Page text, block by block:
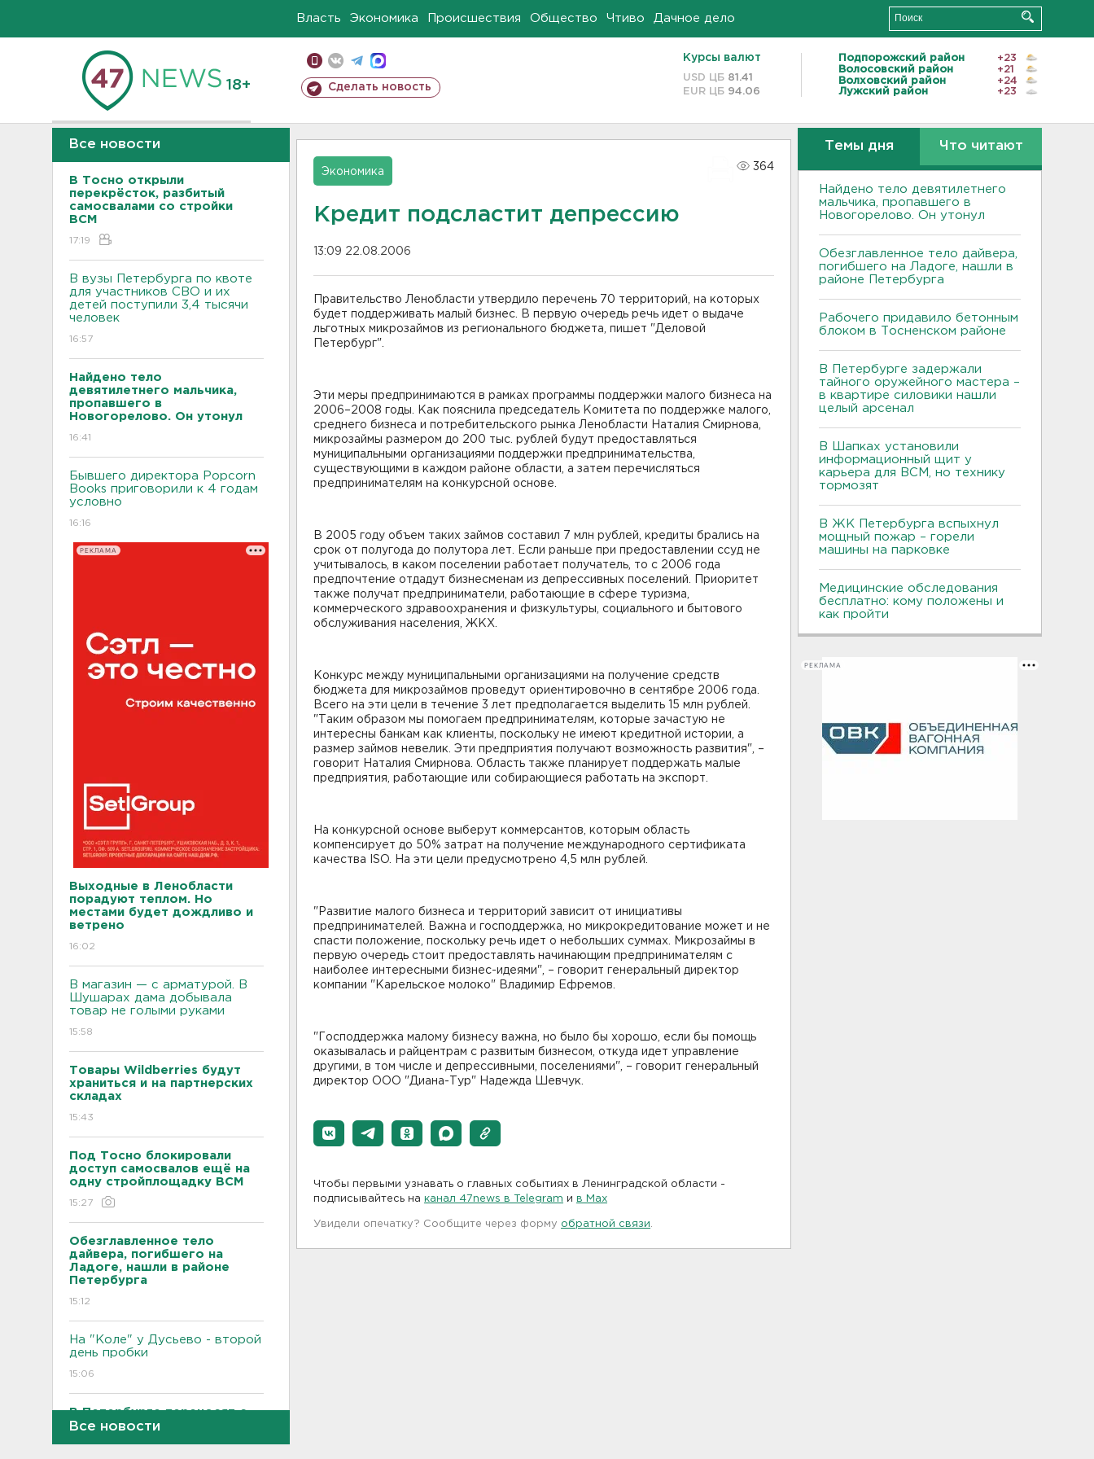
Власть Экономика Происшествия Общество Чтиво Дачное дело
18+ Сделать новость
Курсы валют
USD ЦБ 81.41
EUR ЦБ 94.06
Подпорожский район
+23
Волосовский район
+21
Волховский район
+24
Лужский район
+23
Все новости
В Тосно открыли
перекрёсток, разбитый
самосвалами со стройки
ВСМ
17:19
В вузы Петербурга по квоте
для участников СВО и их
детей поступили 3,4 тысячи
человек
16:57
Найдено тело
девятилетнего мальчика,
пропавшего в
Новогорелово. Он утонул
16:41
Бывшего директора Popcorn
Books приговорили к 4 годам
условно
16:16
РЕКЛАМА
Выходные в Ленобласти
порадуют теплом. Но
местами будет дождливо и
ветрено
16:02
В магазин — с арматурой. В
Шушарах дама добывала
товар не голыми руками
15:58
Товары Wildberries будут
храниться и на партнерских
складах
15:43
Под Тосно блокировали
доступ самосвалов ещё на
одну стройплощадку ВСМ
15:27
Обезглавленное тело
дайвера, погибшего на
Ладоге, нашли в районе
Петербурга
15:12
На "Коле" у Дусьево - второй
день пробки
15:06
В Петербурге переносят с
Московского вокзала еще
Все новости
Экономика
364
Кредит подсластит депрессию
13:09 22.08.2006
Правительство Ленобласти утвердило перечень 70 территорий, на которых
будет поддерживать малый бизнес. В первую очередь речь идет о выдаче
льготных микрозаймов из регионального бюджета, пишет "Деловой
Петербург".
Эти меры предпринимаются в рамках программы поддержки малого бизнеса на
2006–2008 годы. Как пояснила председатель Комитета по поддержке малого,
среднего бизнеса и потребительского рынка Ленобласти Наталия Смирнова,
микрозаймы размером до 200 тыс. рублей будут предоставляться
муниципальными организациями поддержки предпринимательства,
существующими в каждом районе области, а затем перечисляться
предпринимателям на конкурсной основе.
В 2005 году объем таких займов составил 7 млн рублей, кредиты брались на
срок от полугода до полутора лет. Если раньше при предоставлении ссуд не
учитывалось, в каком поселении работает получатель, то с 2006 года
предпочтение отдадут бизнесменам из депрессивных поселений. Приоритет
также получат предприниматели, работающие в сфере туризма,
коммерческого здравоохранения и физкультуры, социального и бытового
обслуживания населения, ЖКХ.
Конкурс между муниципальными организациями на получение средств
бюджета для микрозаймов проведут ориентировочно в сентябре 2006 года.
Всего на эти цели в течение 3 лет предполагается выделить 15 млн рублей.
"Таким образом мы помогаем предпринимателям, которые зачастую не
интересны банкам как клиенты, поскольку не имеют кредитной истории, а
размер займов невелик. Эти предприятия получают возможность развития", –
говорит Наталия Смирнова. Область также планирует поддержать малые
предприятия, работающие или собирающиеся работать на экспорт.
На конкурсной основе выберут коммерсантов, которым область
компенсирует до 50% затрат на получение международного сертификата
качества ISO. На эти цели предусмотрено 4,5 млн рублей.
"Развитие малого бизнеса и территорий зависит от инициативы
предпринимателей. Важна и господдержка, но микрокредитование может и не
спасти положение, поскольку речь идет о небольших суммах. Микрозаймы в
первую очередь стоит предоставлять начинающим предпринимателям с
наиболее интересными бизнес-идеями", – говорит генеральный директор
компании "Карельское молоко" Владимир Ефремов.
"Господдержка малому бизнесу важна, но было бы хорошо, если бы помощь
оказывалась и райцентрам с развитым бизнесом, откуда идет управление
другими, в том числе и депрессивными, поселениями", – говорит генеральный
директор ООО "Диана-Тур" Надежда Шевчук.
Чтобы первыми узнавать о главных событиях в Ленинградской области -
подписывайтесь на канал 47news в Telegram и в Maх
Увидели опечатку? Сообщите через форму обратной связи
Темы дня Что читают
Найдено тело девятилетнего
мальчика, пропавшего в
Новогорелово. Он утонул
Обезглавленное тело дайвера,
погибшего на Ладоге, нашли в
районе Петербурга
Рабочего придавило бетонным
блоком в Тосненском районе
В Петербурге задержали
тайного оружейного мастера –
в квартире силовики нашли
целый арсенал
В Шапках установили
информационный щит у
карьера для ВСМ, но технику
тормозят
В ЖК Петербурга вспыхнул
мощный пожар – горели
машины на парковке
Медицинские обследования
бесплатно: кому положены и
как пройти
РЕКЛАМА